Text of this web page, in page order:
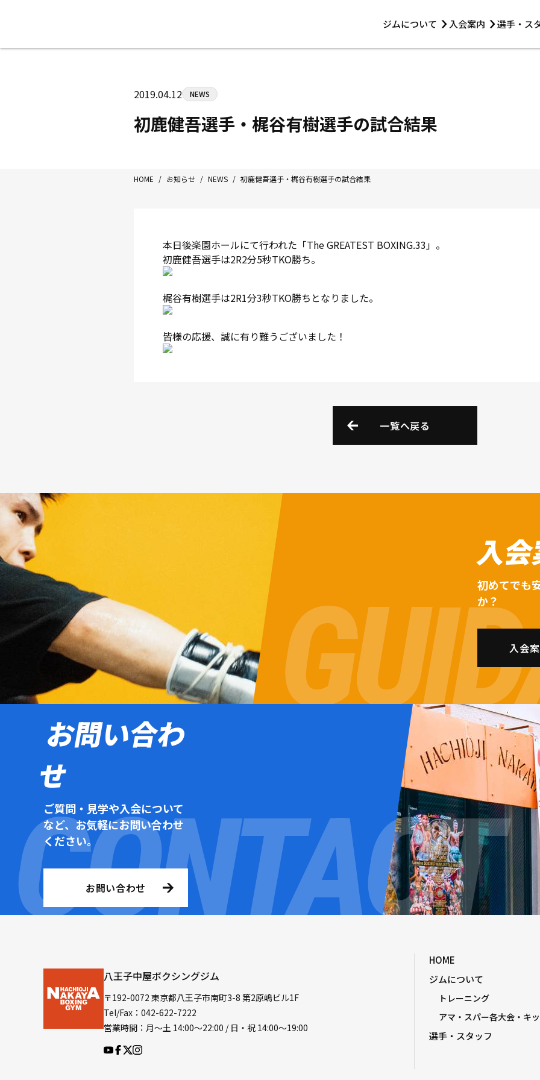
ジムについて 入会案内 選手・ス
Tel/Fax：042-622-7222
選手・スタッフ
2019.04.12 NEWS
初鹿健吾選手・梶谷有樹選手の試合結果
HOME / お知らせ / NEWS / 初鹿健吾選手・梶谷有樹選手の試合結果
本日後楽園ホールにて行われた「The GREATEST BOXING.33」。
初鹿健吾選手は2R2分5秒TKO勝ち。
梶谷有樹選手は2R1分3秒TKO勝ちとなりました。
皆様の応援、誠に有り難うございました！
一覧へ戻る
入
初めてでも
か？
入会
お問い合わ
せ
ご質問・見学や入会について
など、お気軽にお問い合わせ
ください。
お問い合わせ
八王子中屋ボクシングジム
〒192-0072 東京都八王子市南町3-8 第2原嶋ビル1F
Tel/Fax：042-622-7222
営業時間：月〜土 14:00〜22:00 / 日・祝 14:00〜19:00
HOME
ジムについて
トレーニング
アマ・スパー各大会・キ
選手・スタッフ